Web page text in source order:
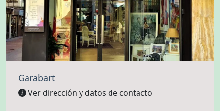
Garabart
Ver dirección y datos de contacto